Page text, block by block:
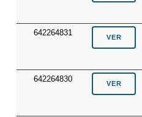
642264831
642264830